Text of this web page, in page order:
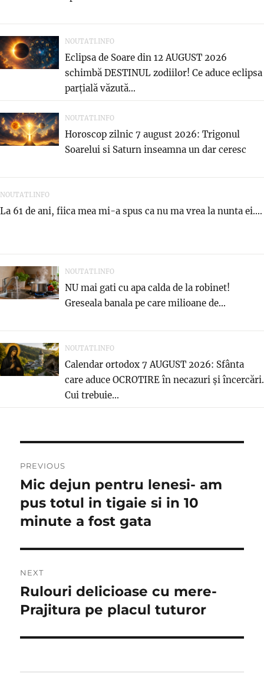
NOUTATI.INFO
Eclipsa de Soare din 12 AUGUST 2026
schimbă DESTINUL zodiilor! Ce aduce eclipsa
parțială văzută...
NOUTATI.INFO
Horoscop zilnic 7 august 2026: Trigonul
Soarelui si Saturn inseamna un dar ceresc
NOUTATI.INFO
La 61 de ani, fiica mea mi-a spus ca nu ma vrea la nunta ei....
NOUTATI.INFO
NU mai gati cu apa calda de la robinet!
Greseala banala pe care milioane de...
NOUTATI.INFO
Calendar ortodox 7 AUGUST 2026: Sfânta
care aduce OCROTIRE în necazuri și încercări.
Cui trebuie...
navigation
PREVIOUS
Previous
post:
Mic dejun pentru lenesi- am
pus totul in tigaie si in 10
minute a fost gata
NEXT
Next
post:
Rulouri delicioase cu mere-
Prajitura pe placul tuturor